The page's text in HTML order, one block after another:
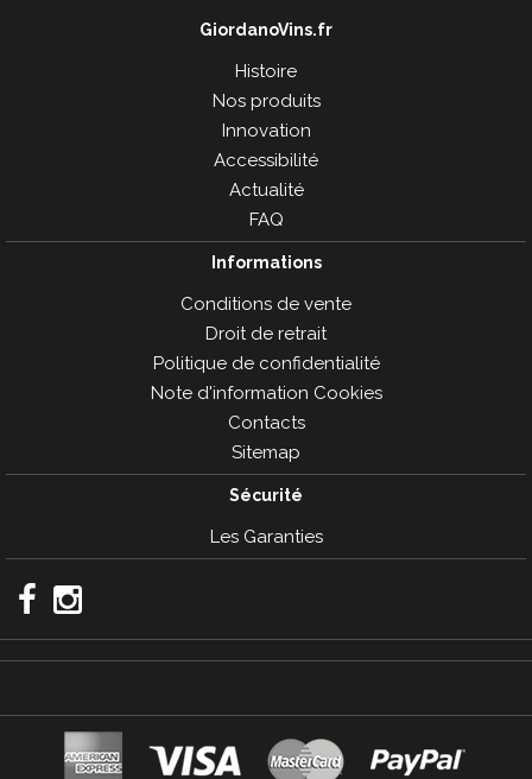
GiordanoVins.fr
Histoire
Nos produits
Innovation
Accessibilité
Actualité
FAQ
Informations
Conditions de vente
Droit de retrait
Politique de confidentialité
Note d'information Cookies
Contacts
Sitemap
Sécurité
Les Garanties